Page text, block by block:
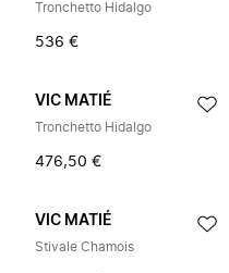
Tronchetto Hidalgo
536 €
VIC MATIÉ
Tronchetto Hidalgo
476,50 €
VIC MATIÉ
Stivale Chamois